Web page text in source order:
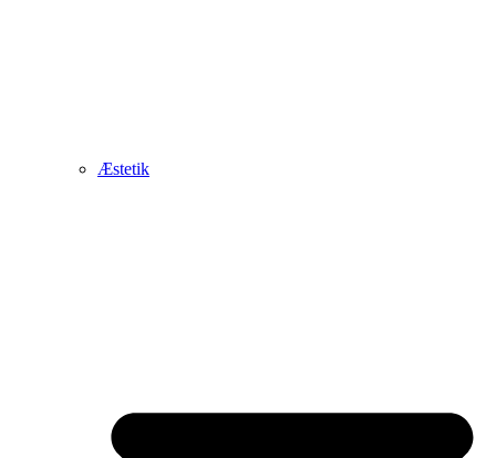
Æstetik